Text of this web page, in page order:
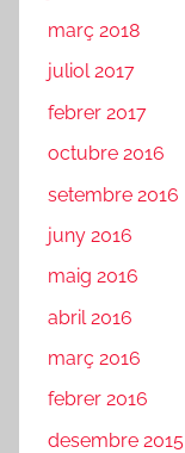
març 2018
juliol 2017
febrer 2017
octubre 2016
setembre 2016
juny 2016
maig 2016
abril 2016
març 2016
febrer 2016
desembre 2015